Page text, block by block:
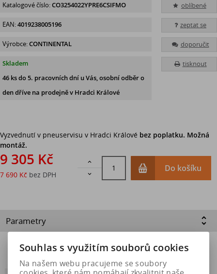
oblíbené
zeptat se
doporučit
tisknout
Katalogové číslo:CO3254022YPRE6CSIFMO
EAN:4019238005196
Výrobce:CONTINENTAL
Skladem
46 ksdo 5. pracovních dní u Vás, osobní odběr o
den dříve na prodejněv Hradci Králové
Vyzvednutí v pneuservisu v Hradci Králové bez poplatku. Možná
montáž.
9 305 Kč
7 690 Kč bez DPH


Do košíku
Parametry
Přilnavost na
ledu
NE
Souhlas s využitím souborů cookies
Na našem webu pracujeme se soubory